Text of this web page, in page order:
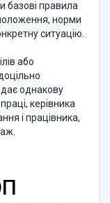
базові правила
норми
ситуацію.
або
дає однакову
керівника
і працівника,